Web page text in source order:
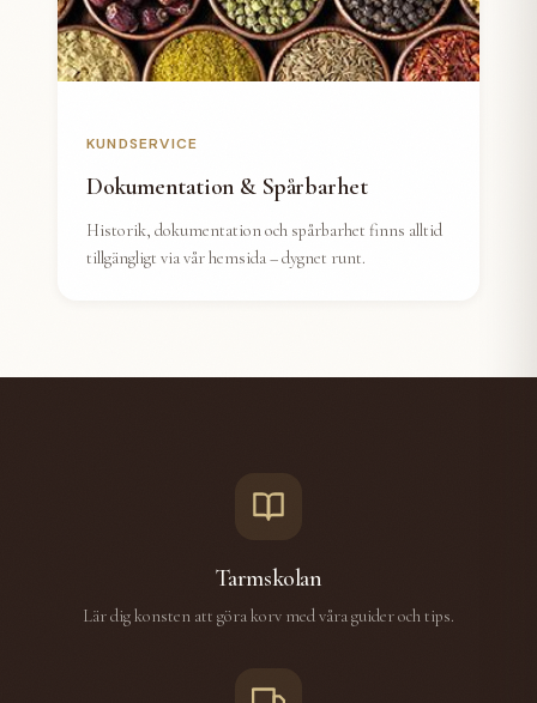
KUNDSERVICE
Dokumentation & Spårbarhet
Historik, dokumentation och spårbarhet finns alltid
tillgängligt via vår hemsida – dygnet runt.
Tarmskolan
Lär dig konsten att göra korv med våra guider och tips.